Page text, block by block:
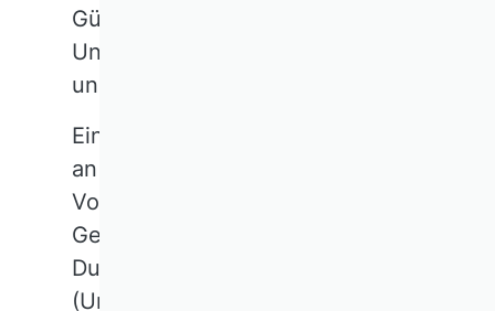
Gümüşay, Ludwig-Maximilians-
Universität München. Wir freuen
uns auf die Zusammenarbeit!
Ein herzliches Dankeschön geht
an die ehemaligen
Vorstandsmitglieder Jutta
Geldermann (Universität
Duisburg-Essen), Michael Ebert
(Universität Paderborn) und